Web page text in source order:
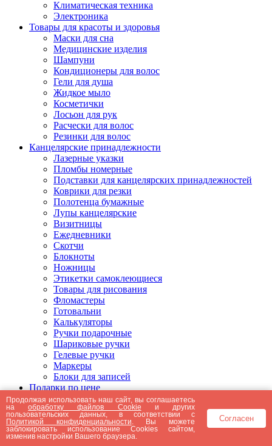
Климатическая техника
Электроника
Товары для красоты и здоровья
Маски для сна
Медицинские изделия
Шампуни
Кондиционеры для волос
Гели для душа
Жидкое мыло
Косметички
Лосьон для рук
Расчески для волос
Резинки для волос
Канцелярские принадлежности
Лазерные указки
Пломбы номерные
Подставки для канцелярских принадлежностей
Коврики для резки
Полотенца бумажные
Лупы канцелярские
Визитницы
Ежедневники
Скотчи
Блокноты
Ножницы
Этикетки самоклеющиеся
Товары для рисования
Фломастеры
Готовальни
Калькуляторы
Ручки подарочные
Шариковые ручки
Гелевые ручки
Маркеры
Блоки для записей
Подарки по цене
Подарки от 5000 рублей
Подарки до 5000 рублей
Подарки до 3000 рублей
Подарки до 2000 рублей
Подарки до 1000 рублей
Продолжая использовать наш сайт, вы соглашаетесь
наобработку файлов Cookie и других
пользовательских данных, в соответствии с
Политикой конфиденциальности . Вы можете
заблокировать использование Cookies сайтом,
изменив настройки Вашего браузера.
Согласен